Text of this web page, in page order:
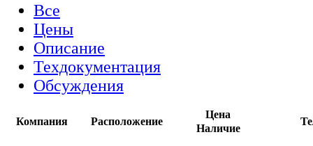
Все
Цены
Описание
Техдокументация
Обсуждения
Компания Расположение
Цена
Наличие